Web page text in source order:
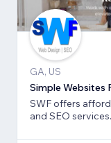
GA, US
Simple Websites
SWF offers
and SEO services.